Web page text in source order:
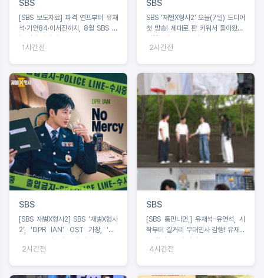
SBS
[SBS 보도자료] 파격 연프부터 유재
석·기안84·이서진까지, 8월 SBS 예
1시간전
SBS
SBS ‘재벌X형사2’ 오늘(7일) 드디어
첫 방송! 제대로 판 키워서 돌아왔다!
2시간전
SBS
[SBS 재벌X형사2] SBS ‘재벌X형사
2’, ‘DPR IAN’ OST 가창, ‘No
2시간전
SBS
[SBS 틈만나면,] 유재석-유연석, 시
작부터 길거리 무대인사 감행! 유재석
4시간전